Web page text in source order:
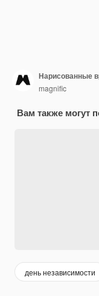
Нарисованные
magnific
Вам также могут
день независимости